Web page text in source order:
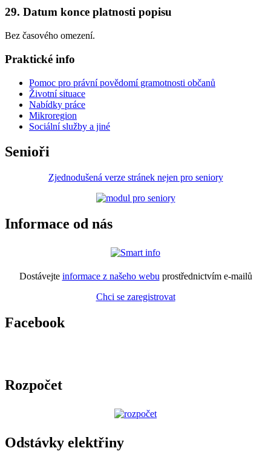
29. Datum konce platnosti popisu
Bez časového omezení.
Praktické info
Pomoc pro právní povědomí gramotnosti občanů
Životní situace
Nabídky práce
Mikroregion
Sociální služby a jiné
Senioři
Zjednodušená verze stránek nejen pro seniory
Informace od nás
Dostávejte informace z našeho webu prostřednictvím e-mailů
Chci se zaregistrovat
Facebook
Rozpočet
Odstávky elektřiny